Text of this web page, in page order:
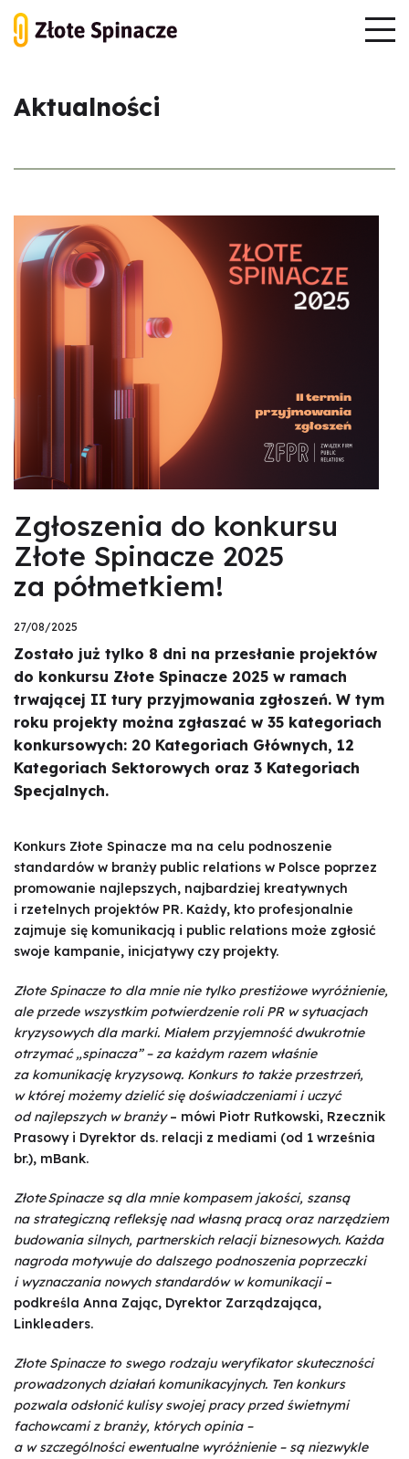
Aktualności
Zgłoszenia do konkursu
Złote Spinacze 2025
za półmetkiem!
27/08/2025
Zostało już tylko 8 dni na przesłanie projektów
do konkursu Złote Spinacze 2025 w ramach
trwającej II tury przyjmowania zgłoszeń. W tym
roku projekty można zgłaszać w 35 kategoriach
konkursowych: 20 Kategoriach Głównych, 12
Kategoriach Sektorowych oraz 3 Kategoriach
Specjalnych.
Konkurs Złote Spinacze ma na celu podnoszenie
standardów w branży public relations w Polsce poprzez
promowanie najlepszych, najbardziej kreatywnych
i rzetelnych projektów PR. Każdy, kto profesjonalnie
zajmuje się komunikacją i public relations może zgłosić
swoje kampanie, inicjatywy czy projekty.
Złote Spinacze to dla mnie nie tylko prestiżowe wyróżnienie,
ale przede wszystkim potwierdzenie roli PR w sytuacjach
kryzysowych dla marki. Miałem przyjemność dwukrotnie
otrzymać „spinacza” – za każdym razem właśnie
za komunikację kryzysową. Konkurs to także przestrzeń,
w której możemy dzielić się doświadczeniami i uczyć
od najlepszych w branży– mówi Piotr Rutkowski, Rzecznik
Prasowy i Dyrektor ds. relacji z mediami (od 1 września
br.), mBank.
Złote Spinacze są dla mnie kompasem jakości, szansą
na strategiczną refleksję nad własną pracą oraz narzędziem
budowania silnych, partnerskich relacji biznesowych. Każda
nagroda motywuje do dalszego podnoszenia poprzeczki
i wyznaczania nowych standardów w komunikacji–
podkreśla Anna Zając, Dyrektor Zarządzająca,
Linkleaders.
Złote Spinacze to swego rodzaju weryfikator skuteczności
prowadzonych działań komunikacyjnych. Ten konkurs
pozwala odsłonić kulisy swojej pracy przed świetnymi
fachowcami z branży, których opinia –
a w szczególności ewentualne wyróżnienie – są niezwykle